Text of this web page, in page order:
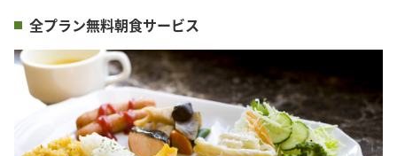
全プラン無料朝食サービス